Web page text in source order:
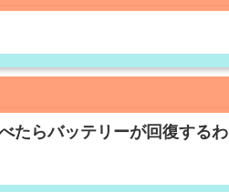
らバッテリーが回復するわ